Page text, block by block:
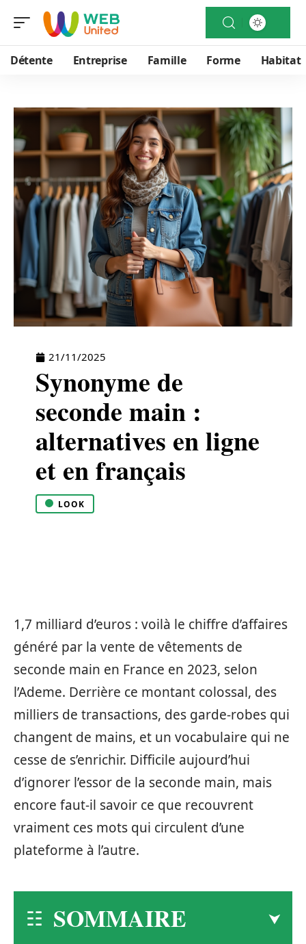
Détente Entreprise Famille Forme Habitat
21/11/2025
Synonyme de
seconde main :
alternatives en ligne
et en français
LOOK
1,7 milliard d’euros : voilà le chiffre d’affaires
généré par la vente de vêtements de
seconde main en France en 2023, selon
l’Ademe. Derrière ce montant colossal, des
milliers de transactions, des garde-robes qui
changent de mains, et un vocabulaire qui ne
cesse de s’enrichir. Difficile aujourd’hui
d’ignorer l’essor de la seconde main, mais
encore faut-il savoir ce que recouvrent
vraiment ces mots qui circulent d’une
plateforme à l’autre.
SOMMAIRE